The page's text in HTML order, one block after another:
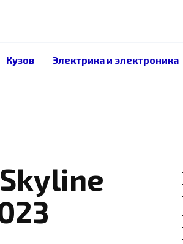
Кузов Электрика и электроника